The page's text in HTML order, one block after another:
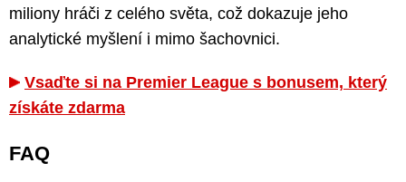
miliony hráči z celého světa, což dokazuje jeho
analytické myšlení i mimo šachovnici.
Vsaďte si na Premier League s bonusem, který
získáte zdarma
FAQ